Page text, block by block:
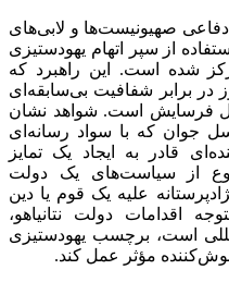
صهیونیست‌ها و لابی‌های
از سپر اتهام یهودستیزی
شده است. این راهبرد که
در برابر شفافیت بی‌سابقه‌ای
فرسایش است. شواهد نشان
جوان که با سواد رسانه‌ای
قادر به ایجاد یک تمایز
از سیاست‌های یک دولت
علیه یک قوم یا دین
اقدامات دولت نتانیاهو،
است، برچسب یهودستیزی
مؤثر عمل کند.